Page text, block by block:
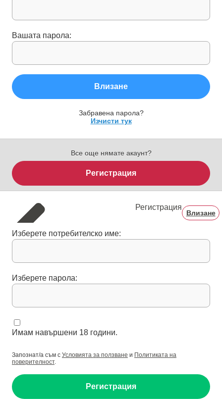
Вашата парола:
Влизане
Забравена парола?
Изчисти тук
Все още нямате акаунт?
Регистрация
Регистрация
Влизане
Изберете потребителско име:
Изберете парола:
Имам навършени 18 години.
Запознат/а съм с Условията за ползване и Политиката на
поверителност.
Регистрация